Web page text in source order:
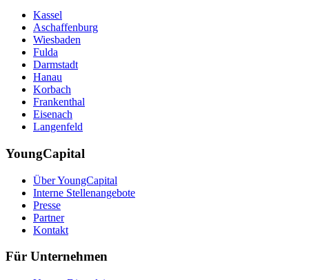
Kassel
Aschaffenburg
Wiesbaden
Fulda
Darmstadt
Hanau
Korbach
Frankenthal
Eisenach
Langenfeld
YoungCapital
Über YoungCapital
Interne Stellenangebote
Presse
Partner
Kontakt
Für Unternehmen